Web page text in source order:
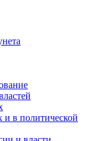
и в политической